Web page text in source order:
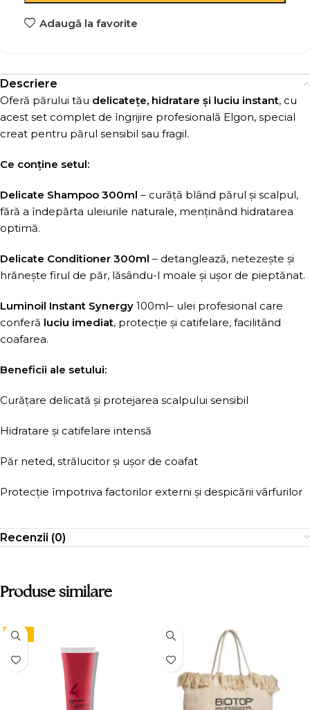
Adaugă la favorite
Descriere
Oferă părului tău delicatețe, hidratare și luciu instant, cu
acest set complet de îngrijire profesională Elgon, special
creat pentru părul sensibil sau fragil.
Ce conține setul:
Delicate Shampoo 300ml – curăță blând părul și scalpul,
fără a îndepărta uleiurile naturale, menținând hidratarea
optimă.
Delicate Conditioner 300ml – detanglează, netezește și
hrănește firul de păr, lăsându-l moale și ușor de pieptănat.
Luminoil Instant Synergy 100ml– ulei profesional care
conferă luciu imediat, protecție și catifelare, facilitând
coafarea.
Beneficii ale setului:
Curățare delicată și protejarea scalpului sensibil
Hidratare și catifelare intensă
Păr neted, strălucitor și ușor de coafat
Protecție împotriva factorilor externi și despicării vârfurilor
Recenzii (0)
Produse similare
-15%